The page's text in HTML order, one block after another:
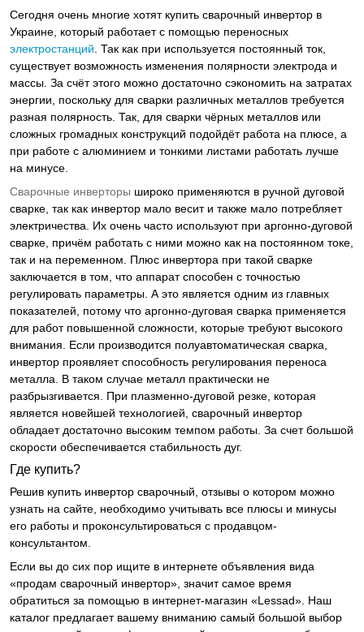
Сегодня очень многие хотят купить сварочный инвертор в
Украине, который работает с помощью переносных
электростанций . Так как при используется постоянный ток,
существует возможность изменения полярности электрода и
массы. За счёт этого можно достаточно сэкономить на затратах
энергии, поскольку для сварки различных металлов требуется
разная полярность. Так, для сварки чёрных металлов или
сложных громадных конструкций подойдёт работа на плюсе, а
при работе с алюминием и тонкими листами работать лучше
на минусе.
Сварочные инверторы широко применяются в ручной дуговой
сварке, так как инвертор мало весит и также мало потребляет
электричества. Их очень часто используют при аргонно-дуговой
сварке, причём работать с ними можно как на постоянном токе,
так и на переменном. Плюс инвертора при такой сварке
заключается в том, что аппарат способен с точностью
регулировать параметры. А это является одним из главных
показателей, потому что аргонно-дуговая сварка применяется
для работ повышенной сложности, которые требуют высокого
внимания. Если производится полуавтоматическая сварка,
инвертор проявляет способность регулирования переноса
металла. В таком случае металл практически не
разбрызгивается. При плазменно-дуговой резке, которая
является новейшей технологией, сварочный инвертор
обладает достаточно высоким темпом работы. За счет большой
скорости обеспечивается стабильность дуг.
Где купить?
Решив купить инвертор сварочный, отзывы о котором можно
узнать на сайте, необходимо учитывать все плюсы и минусы
его работы и проконсультироваться с продавцом-
консультантом.
Если вы до сих пор ищите в интернете объявления вида
«продам сварочный инвертор», значит самое время
обратиться за помощью в интернет-магазин «Lessad». Наш
каталог предлагает вашему вниманию самый большой выбор